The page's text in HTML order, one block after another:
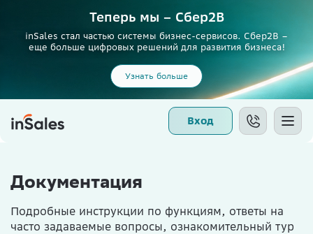
Теперь мы – Сбер2B
inSales стал частью системы бизнес-сервисов. Сбер2В –
еще больше цифровых решений для развития бизнеса!
Узнать больше
Вход
Документация
Подробные инструкции по функциям, ответы на
часто задаваемые вопросы, ознакомительный тур